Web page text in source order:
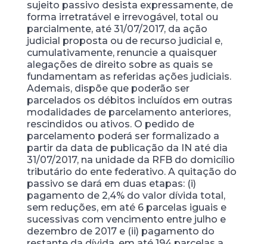
sujeito passivo desista expressamente, de
forma irretratável e irrevogável, total ou
parcialmente, até 31/07/2017, da ação
judicial proposta ou de recurso judicial e,
cumulativamente, renuncie a quaisquer
alegações de direito sobre as quais se
fundamentam as referidas ações judiciais.
Ademais, dispõe que poderão ser
parcelados os débitos incluídos em outras
modalidades de parcelamento anteriores,
rescindidos ou ativos. O pedido de
parcelamento poderá ser formalizado a
partir da data de publicação da IN até dia
31/07/2017, na unidade da RFB do domicílio
tributário do ente federativo. A quitação do
passivo se dará em duas etapas: (i)
pagamento de 2,4% do valor dívida total,
sem reduções, em até 6 parcelas iguais e
sucessivas com vencimento entre julho e
dezembro de 2017 e (ii) pagamento do